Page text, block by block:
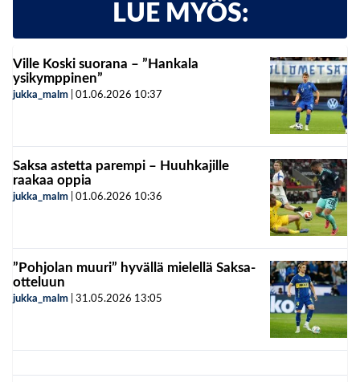
LUE MYÖS:
Ville Koski suorana – ”Hankala
ysikymppinen”
jukka_malm 01.06.2026 10:37
Saksa astetta parempi – Huuhkajille
raakaa oppia
jukka_malm 01.06.2026 10:36
”Pohjolan muuri” hyvällä mielellä Saksa-
otteluun
jukka_malm 31.05.2026 13:05